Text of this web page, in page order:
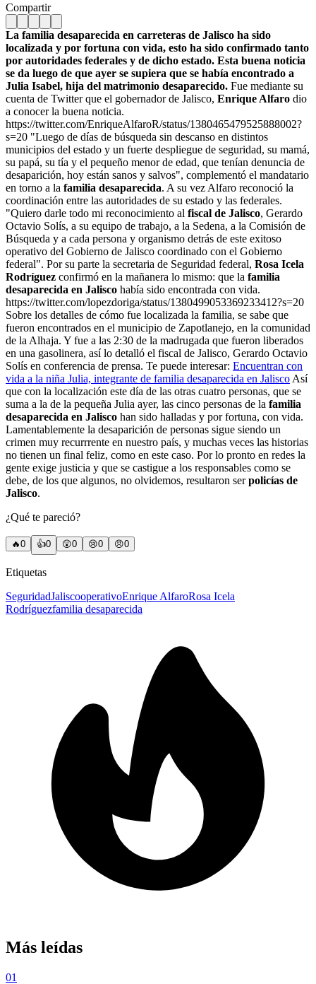
Compartir
La familia desaparecida en carreteras de Jalisco ha sido
localizada y por fortuna con vida, esto ha sido confirmado tanto
por autoridades federales y de dicho estado. Esta buena noticia
se da luego de que ayer se supiera que se había encontrado a
Julia Isabel, hija del matrimonio desaparecido. Fue mediante su
cuenta de Twitter que el gobernador de Jalisco, Enrique Alfaro dio
a conocer la buena noticia.
https://twitter.com/EnriqueAlfaroR/status/1380465479525888002?
s=20 "Luego de días de búsqueda sin descanso en distintos
municipios del estado y un fuerte despliegue de seguridad, su mamá,
su papá, su tía y el pequeño menor de edad, que tenían denuncia de
desaparición, hoy están sanos y salvos", complementó el mandatario
en torno a la familia desaparecida. A su vez Alfaro reconoció la
coordinación entre las autoridades de su estado y las federales.
"Quiero darle todo mi reconocimiento al fiscal de Jalisco, Gerardo
Octavio Solís, a su equipo de trabajo, a la Sedena, a la Comisión de
Búsqueda y a cada persona y organismo detrás de este exitoso
operativo del Gobierno de Jalisco coordinado con el Gobierno
federal". Por su parte la secretaria de Seguridad federal, Rosa Icela
Rodríguez confirmó en la mañanera lo mismo: que la familia
desaparecida en Jalisco había sido encontrada con vida.
https://twitter.com/lopezdoriga/status/1380499053369233412?s=20
Sobre los detalles de cómo fue localizada la familia, se sabe que
fueron encontrados en el municipio de Zapotlanejo, en la comunidad
de la Alhaja. Y fue a las 2:30 de la madrugada que fueron liberados
en una gasolinera, así lo detalló el fiscal de Jalisco, Gerardo Octavio
Solís en conferencia de prensa. Te puede interesar: Encuentran con
vida a la niña Julia, integrante de familia desaparecida en Jalisco Así
que con la localización este día de las otras cuatro personas, que se
suma a la de la pequeña Julia ayer, las cinco personas de la familia
desaparecida en Jalisco han sido halladas y por fortuna, con vida.
Lamentablemente la desaparición de personas sigue siendo un
crimen muy recurrrente en nuestro país, y muchas veces las historias
no tienen un final feliz, como en este caso. Por lo pronto en redes la
gente exige justicia y que se castigue a los responsables como se
debe, de los que algunos, no olvidemos, resultaron serpolicías de
Jalisco.
¿Qué te pareció?
🔥0 👍0 😲0 😢0 😠0
Etiquetas
SeguridadJaliscooperativoEnrique AlfaroRosa Icela
Rodríguezfamilia desaparecida
Más leídas
01